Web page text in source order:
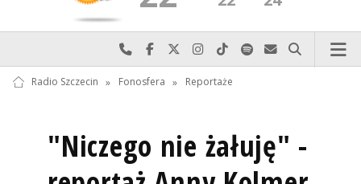
Najlepiej po prostu do nas zadzwoń
Odwiedź nas na Facebook-u
Odwiedź nas na X
Odwiedź nas na Instagram-ie
Odwiedź nas na TikTok-u
Szukaj nas na Spotify
Wyślij do nas
Szukaj
Radio Szczecin » Fonosfera » Reportaże
"Niczego nie żałuję" -